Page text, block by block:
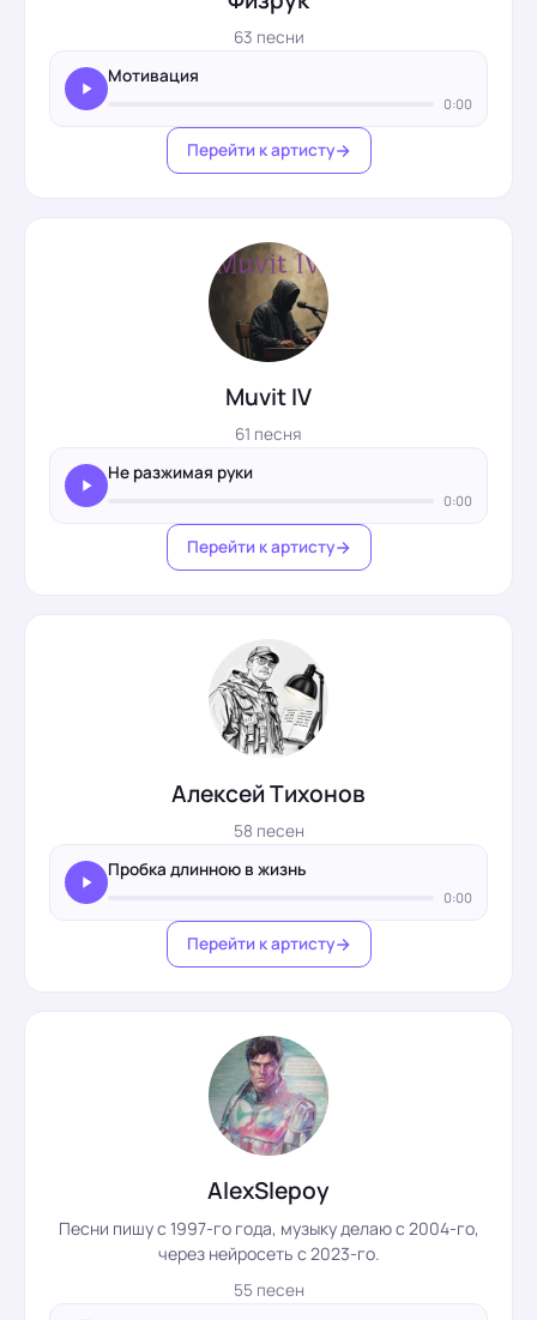
63 песни
Мотивация
0:00
Перейти к артисту
Muvit IV
61 песня
Не разжимая руки
0:00
Перейти к артисту
Алексей Тихонов
58 песен
Пробка длинною в жизнь
0:00
Перейти к артисту
AlexSlepoy
Песни пишу с 1997-го года, музыку делаю с 2004-го,
через нейросеть с 2023-го.
55 песен